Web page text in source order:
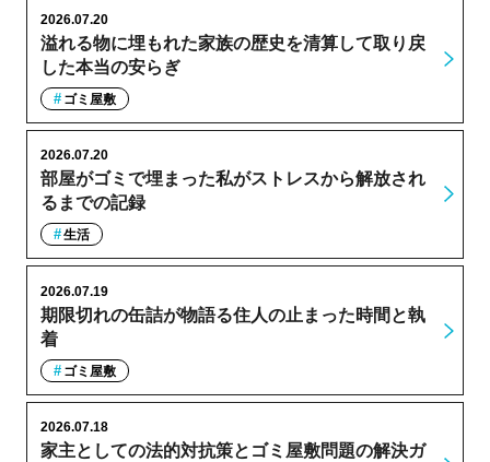
溢れる物に埋もれた家族の歴史を清算して取り戻
した本当の安らぎ
2026.07.20
ゴミ屋敷
部屋がゴミで埋まった私がストレスから解放され
るまでの記録
2026.07.20
生活
期限切れの缶詰が物語る住人の止まった時間と執
着
2026.07.19
ゴミ屋敷
家主としての法的対抗策とゴミ屋敷問題の解決ガ
2026.07.18